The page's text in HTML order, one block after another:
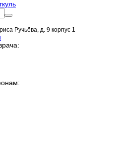
Ручьёва, д. 9 корпус 1